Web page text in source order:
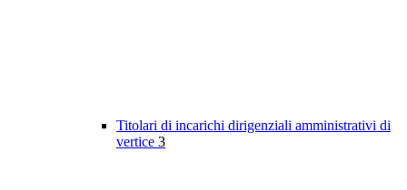
Titolari di incarichi dirigenziali amministrativi di
vertice 3